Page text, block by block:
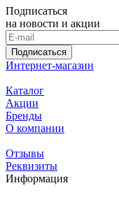
Подписаться
на новости и акции
Подписаться
Интернет-магазин
Каталог
Акции
Бренды
О компании
Отзывы
Реквизиты
Информация